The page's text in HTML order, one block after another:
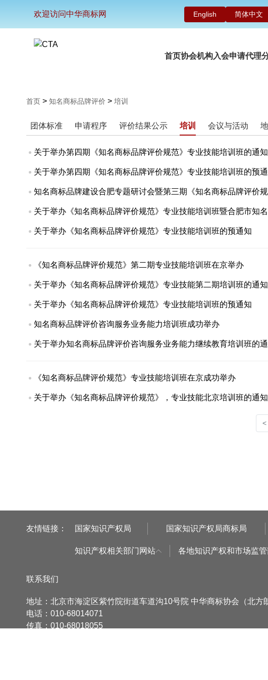
欢迎访问中华商标网 English 简体中文
首页协会机构入会申请代理
首页 > 知名商标品牌评价 > 培训
团体标准 申请程序 评价结果公示 培训 会议与活动
关于举办第四期《知名商标品牌评价规范》专业技能培训班的通知
关于举办第四期《知名商标品牌评价规范》专业技能培训班的预
知名商标品牌建设合肥专题研讨会暨第三期《知名商标品牌评价
关于举办《知名商标品牌评价规范》专业技能培训班暨合肥市知
关于举办《知名商标品牌评价规范》专业技能培训班的预通知
《知名商标品牌评价规范》第二期专业技能培训班在京举办
关于举办《知名商标品牌评价规范》专业技能第二期培训班的通知
关于举办《知名商标品牌评价规范》专业技能培训班的预通知
知名商标品牌评价咨询服务业务能力培训班成功举办
关于举办知名商标品牌评价咨询服务业务能力继续教育培训班的
《知名商标品牌评价规范》专业技能培训班在京成功举办
关于举办《知名商标品牌评价规范》，专业技能北京培训班的通知
<
友情链接： 国家知识产权局 国家知识产权局商标局
知识产权相关部门网站 各地知识产权和市场监
联系我们
地址：北京市海淀区紫竹院街道车道沟10号院 中华商标协会（北方
电话：010-68014071
传真：010-68018055